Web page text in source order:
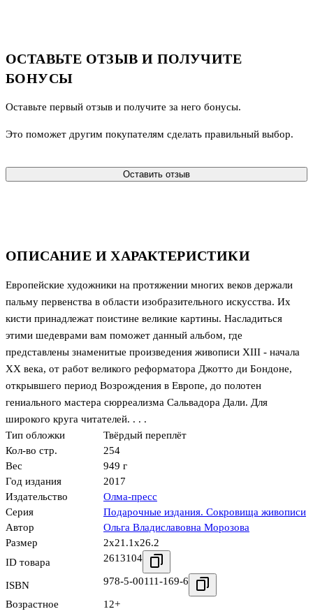
ОПИСАНИЕ И ХАРАКТЕРИСТИКИ
Европейские художники на протяжении многих веков держали
пальму первенства в области изобразительного искусства. Их
кисти принадлежат поистине великие картины. Насладиться
этими шедеврами вам поможет данный альбом, где
представлены знаменитые произведения живописи XIII - начала
XX века, от работ великого реформатора Джотто ди Бондоне,
открывшего период Возрождения в Европе, до полотен
гениального мастера сюрреализма Сальвадора Дали. Для
широкого круга читателей. . . .
Тип обложки
Твёрдый переплёт
Кол-во стр.
254
Вес
949 г
Год издания
2017
Издательство
Олма-пресс
Серия
Подарочные издания. Сокровища живописи
Автор
Ольга Владиславовна Морозова
Размер
2x21.1x26.2
ID товара
2613104
ISBN 978-5-00111-169-6
Возрастное
12+
ОСТАВЬТЕ ОТЗЫВ И ПОЛУЧИТЕ
БОНУСЫ
Оставьте первый отзыв и получите за него бонусы.
Это поможет другим покупателям сделать правильный выбор.
Оставить отзыв